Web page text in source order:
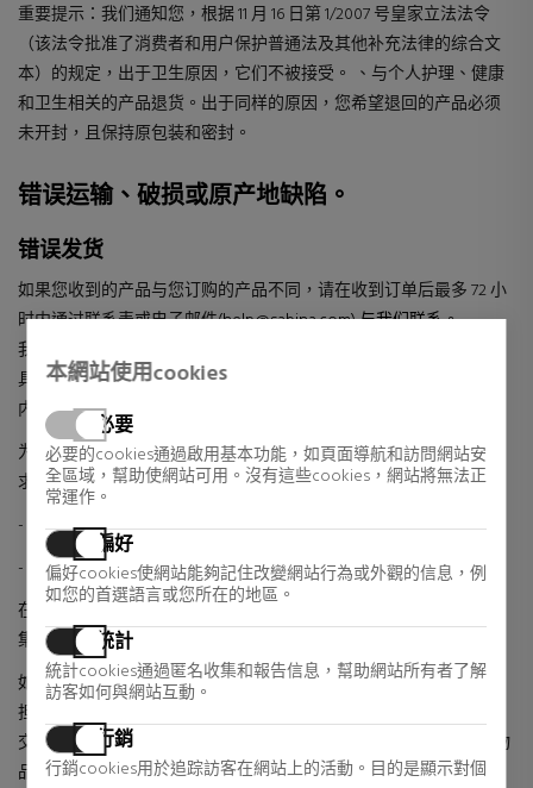
本網站使用cookies
必要
必要的cookies通過啟用基本功能，如頁面導航和訪問網站安
全區域，幫助使網站可用。沒有這些cookies，網站將無法正
常運作。
偏好
偏好cookies使網站能夠記住改變網站行為或外觀的信息，例
如您的首選語言或您所在的地區。
統計
統計cookies通過匿名收集和報告信息，幫助網站所有者了解
訪客如何與網站互動。
行銷
行銷cookies用於追踪訪客在網站上的活動。目的是顯示對個
重要提示：我们通知您，根据 11 月 16 日第 1/2007 号皇家立法法令
（该法令批准了消费者和用户保护普通法及其他补充法律的综合文
本）的规定，出于卫生原因，它们不被接受。 、与个人护理、健康
和卫生相关的产品退货。出于同样的原因，您希望退回的产品必须
未开封，且保持原包装和密封。
错误运输、破损或原产地缺陷。
错误发货
如果您收到的产品与您订购的产品不同，请在收到订单后最多 72 小
时内通过联系表或电子邮件(help@sabina.com) 与我们联系。
我们将处理您的请求。将进行事前验证，产品必须处于最佳状态，
具有原始包装，没有任何类型的用途并且适合销售，还将进行一些
内部检查。
为了加快流程，请将以下相关产品的照片发送给我们并附在您的请
求中：
- 原包装中产品正面的照片。
- 产品条形码 (EAN) 的照片。
在这种情况下，我们将继续审核您的请求并与您一起组织产品的收
集。
如果Sabina在准备订单时出现错误，则换货的运输费用将由我们承
担；如果客户在购买时出现错误，则客户必须支付送货服务的费用.
交通的改变。 *如果未在规定期限内沟通，将不接受退货以及丢失物
品的索赔。